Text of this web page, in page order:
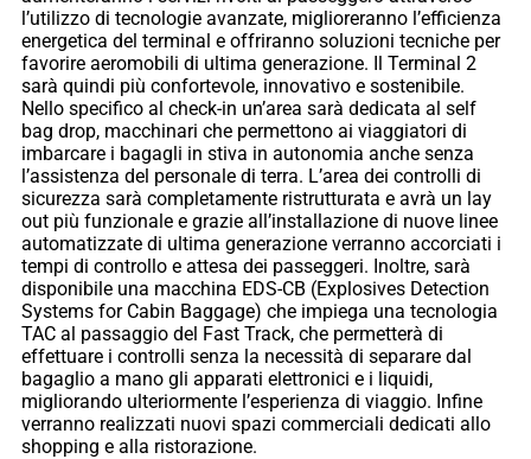
l’utilizzo di tecnologie avanzate, miglioreranno l’efficienza
energetica del terminal e offriranno soluzioni tecniche per
favorire aeromobili di ultima generazione. Il Terminal 2
sarà quindi più confortevole, innovativo e sostenibile.
Nello specifico al check-in un’area sarà dedicata al self
bag drop, macchinari che permettono ai viaggiatori di
imbarcare i bagagli in stiva in autonomia anche senza
l’assistenza del personale di terra. L’area dei controlli di
sicurezza sarà completamente ristrutturata e avrà un lay
out più funzionale e grazie all’installazione di nuove linee
automatizzate di ultima generazione verranno accorciati i
tempi di controllo e attesa dei passeggeri. Inoltre, sarà
disponibile una macchina EDS-CB (Explosives Detection
Systems for Cabin Baggage) che impiega una tecnologia
TAC al passaggio del Fast Track, che permetterà di
effettuare i controlli senza la necessità di separare dal
bagaglio a mano gli apparati elettronici e i liquidi,
migliorando ulteriormente l’esperienza di viaggio. Infine
verranno realizzati nuovi spazi commerciali dedicati allo
shopping e alla ristorazione.